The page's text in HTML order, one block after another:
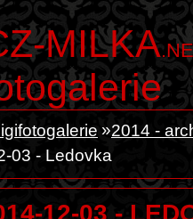
MILKA
2014 -
03 - Ledovka
12-03 -